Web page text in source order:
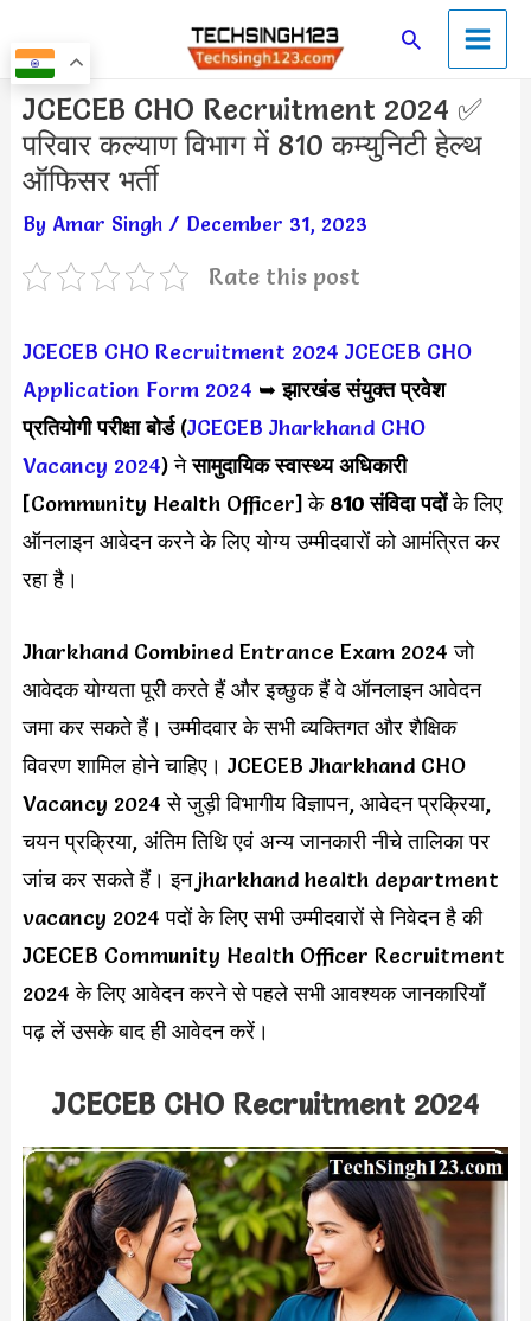
to
content
SearchMain
Menu
JCECEB CHO Recruitment 2024 ✅
परिवार कल्याण विभाग में 810 कम्युनिटी हेल्थ
ऑफिसर भर्ती
By Amar Singh / December 31, 2023
Rate this post
JCECEB CHO Recruitment 2024 JCECEB CHO
Application Form 2024 ➥झारखंड संयुक्त प्रवेश
प्रतियोगी परीक्षा बोर्ड(JCECEB Jharkhand CHO
Vacancy 2024) नेसामुदायिक स्वास्थ्य अधिकारी
[Community Health Officer] के 810 संविदा पदोंके लिए
ऑनलाइन आवेदन करने के लिए योग्य उम्मीदवारों को आमंत्रित कर
रहा है।
Jharkhand Combined Entrance Exam 2024 जो
आवेदक योग्यता पूरी करते हैं और इच्छुक हैं वे ऑनलाइन आवेदन
जमा कर सकते हैं। उम्मीदवार के सभी व्यक्तिगत और शैक्षिक
विवरण शामिल होने चाहिए। JCECEB Jharkhand CHO
Vacancy 2024 से जुड़ी विभागीय विज्ञापन, आवेदन प्रक्रिया,
चयन प्रक्रिया, अंतिम तिथि एवं अन्य जानकारी नीचे तालिका पर
जांच कर सकते हैं। इन jharkhand health department
vacancy 2024 पदों के लिए सभी उम्मीदवारों से निवेदन है की
JCECEB Community Health Officer Recruitment
2024 के लिए आवेदन करने से पहले सभी आवश्यक जानकारियाँ
पढ़ लें उसके बाद ही आवेदन करें।
JCECEB CHO Recruitment 2024
Post
navigation